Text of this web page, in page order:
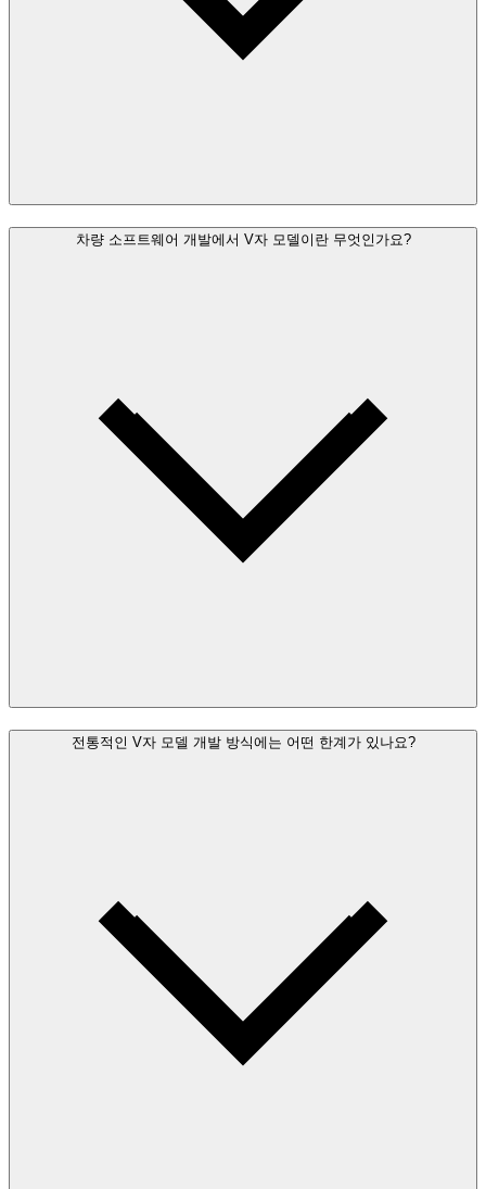
차량 소프트웨어 개발에서 V자 모델이란 무엇인가요?
전통적인 V자 모델 개발 방식에는 어떤 한계가 있나요?